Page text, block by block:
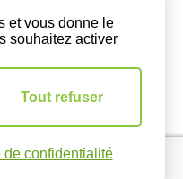
et vous donne le
souhaitez activer
Tout refuser
de confidentialité